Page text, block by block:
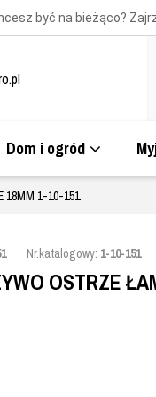
być na bieżąco?
Dom i ogród
18MM 1-10-151
Nr.katalogowy: 1-10-151
OSTRZE